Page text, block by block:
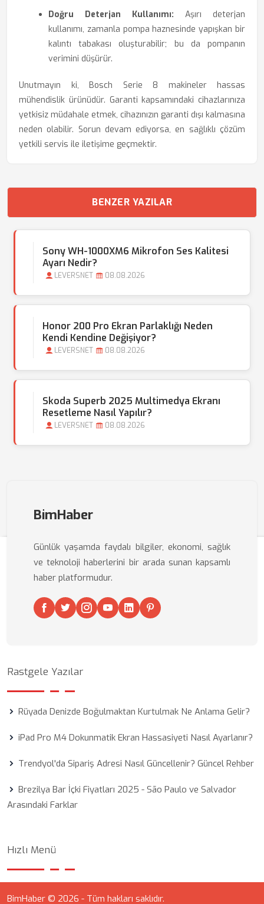
Doğru Deterjan Kullanımı: Aşırı deterjan
kullanımı, zamanla pompa haznesinde yapışkan bir
kalıntı tabakası oluşturabilir; bu da pompanın
verimini düşürür.
Unutmayın ki, Bosch Serie 8 makineler hassas
mühendislik ürünüdür. Garanti kapsamındaki cihazlarınıza
yetkisiz müdahale etmek, cihazınızın garanti dışı kalmasına
neden olabilir. Sorun devam ediyorsa, en sağlıklı çözüm
yetkili servis ile iletişime geçmektir.
BENZER YAZILAR
Sony WH-1000XM6 Mikrofon Ses Kalitesi
Ayarı Nedir?
LEVERSNET 08.08.2026
Honor 200 Pro Ekran Parlaklığı Neden
Kendi Kendine Değişiyor?
LEVERSNET 08.08.2026
Skoda Superb 2025 Multimedya Ekranı
Resetleme Nasıl Yapılır?
LEVERSNET 08.08.2026
BimHaber
Günlük yaşamda faydalı bilgiler, ekonomi, sağlık
ve teknoloji haberlerini bir arada sunan kapsamlı
haber platformudur.
Rastgele Yazılar
Rüyada Denizde Boğulmaktan Kurtulmak Ne Anlama Gelir?
iPad Pro M4 Dokunmatik Ekran Hassasiyeti Nasıl Ayarlanır?
Trendyol'da Sipariş Adresi Nasıl Güncellenir? Güncel Rehber
Brezilya Bar İçki Fiyatları 2025 - São Paulo ve Salvador
Arasındaki Farklar
Hızlı Menü
BimHaber © 2026 - Tüm hakları saklıdır.